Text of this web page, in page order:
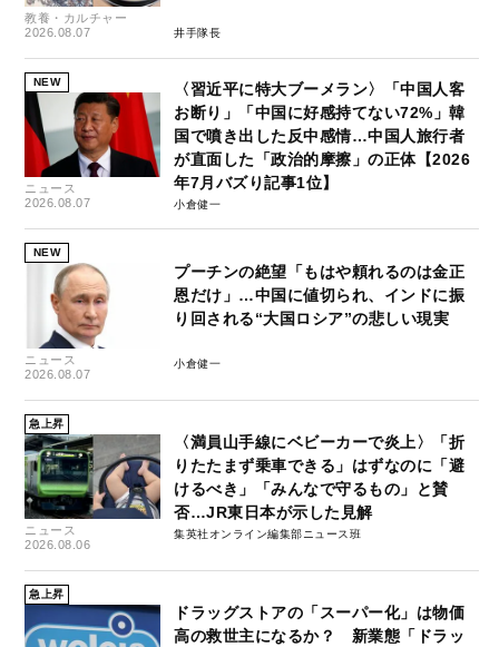
教養・カルチャー
2026.08.07
井手隊長
NEW
ニュース
2026.08.07
〈習近平に特大ブーメラン〉「中国人客
お断り」「中国に好感持てない72%」韓
国で噴き出した反中感情…中国人旅行者
が直面した「政治的摩擦」の正体【2026
年7月バズり記事1位】
小倉健一
NEW
ニュース
2026.08.07
プーチンの絶望「もはや頼れるのは金正
恩だけ」…中国に値切られ、インドに振
り回される“大国ロシア”の悲しい現実
小倉健一
急上昇
ニュース
2026.08.06
〈満員山手線にベビーカーで炎上〉「折
りたたまず乗車できる」はずなのに「避
けるべき」「みんなで守るもの」と賛
否…JR東日本が示した見解
集英社オンライン編集部ニュース班
急上昇
ドラッグストアの「スーパー化」は物価
高の救世主になるか？ 新業態「ドラッ